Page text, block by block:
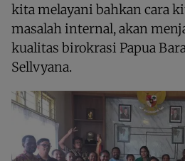
kita melayani bahkan cara
masalah internal, akan
kualitas birokrasi Papua
Sellvyana.